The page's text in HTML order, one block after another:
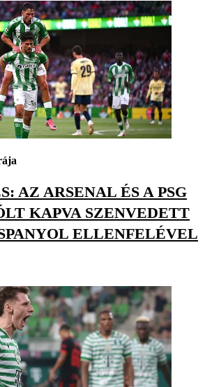
AZ ARSENAL ÉS A PSG
KAPVA SZENVEDETT
ELLENFELÉVEL